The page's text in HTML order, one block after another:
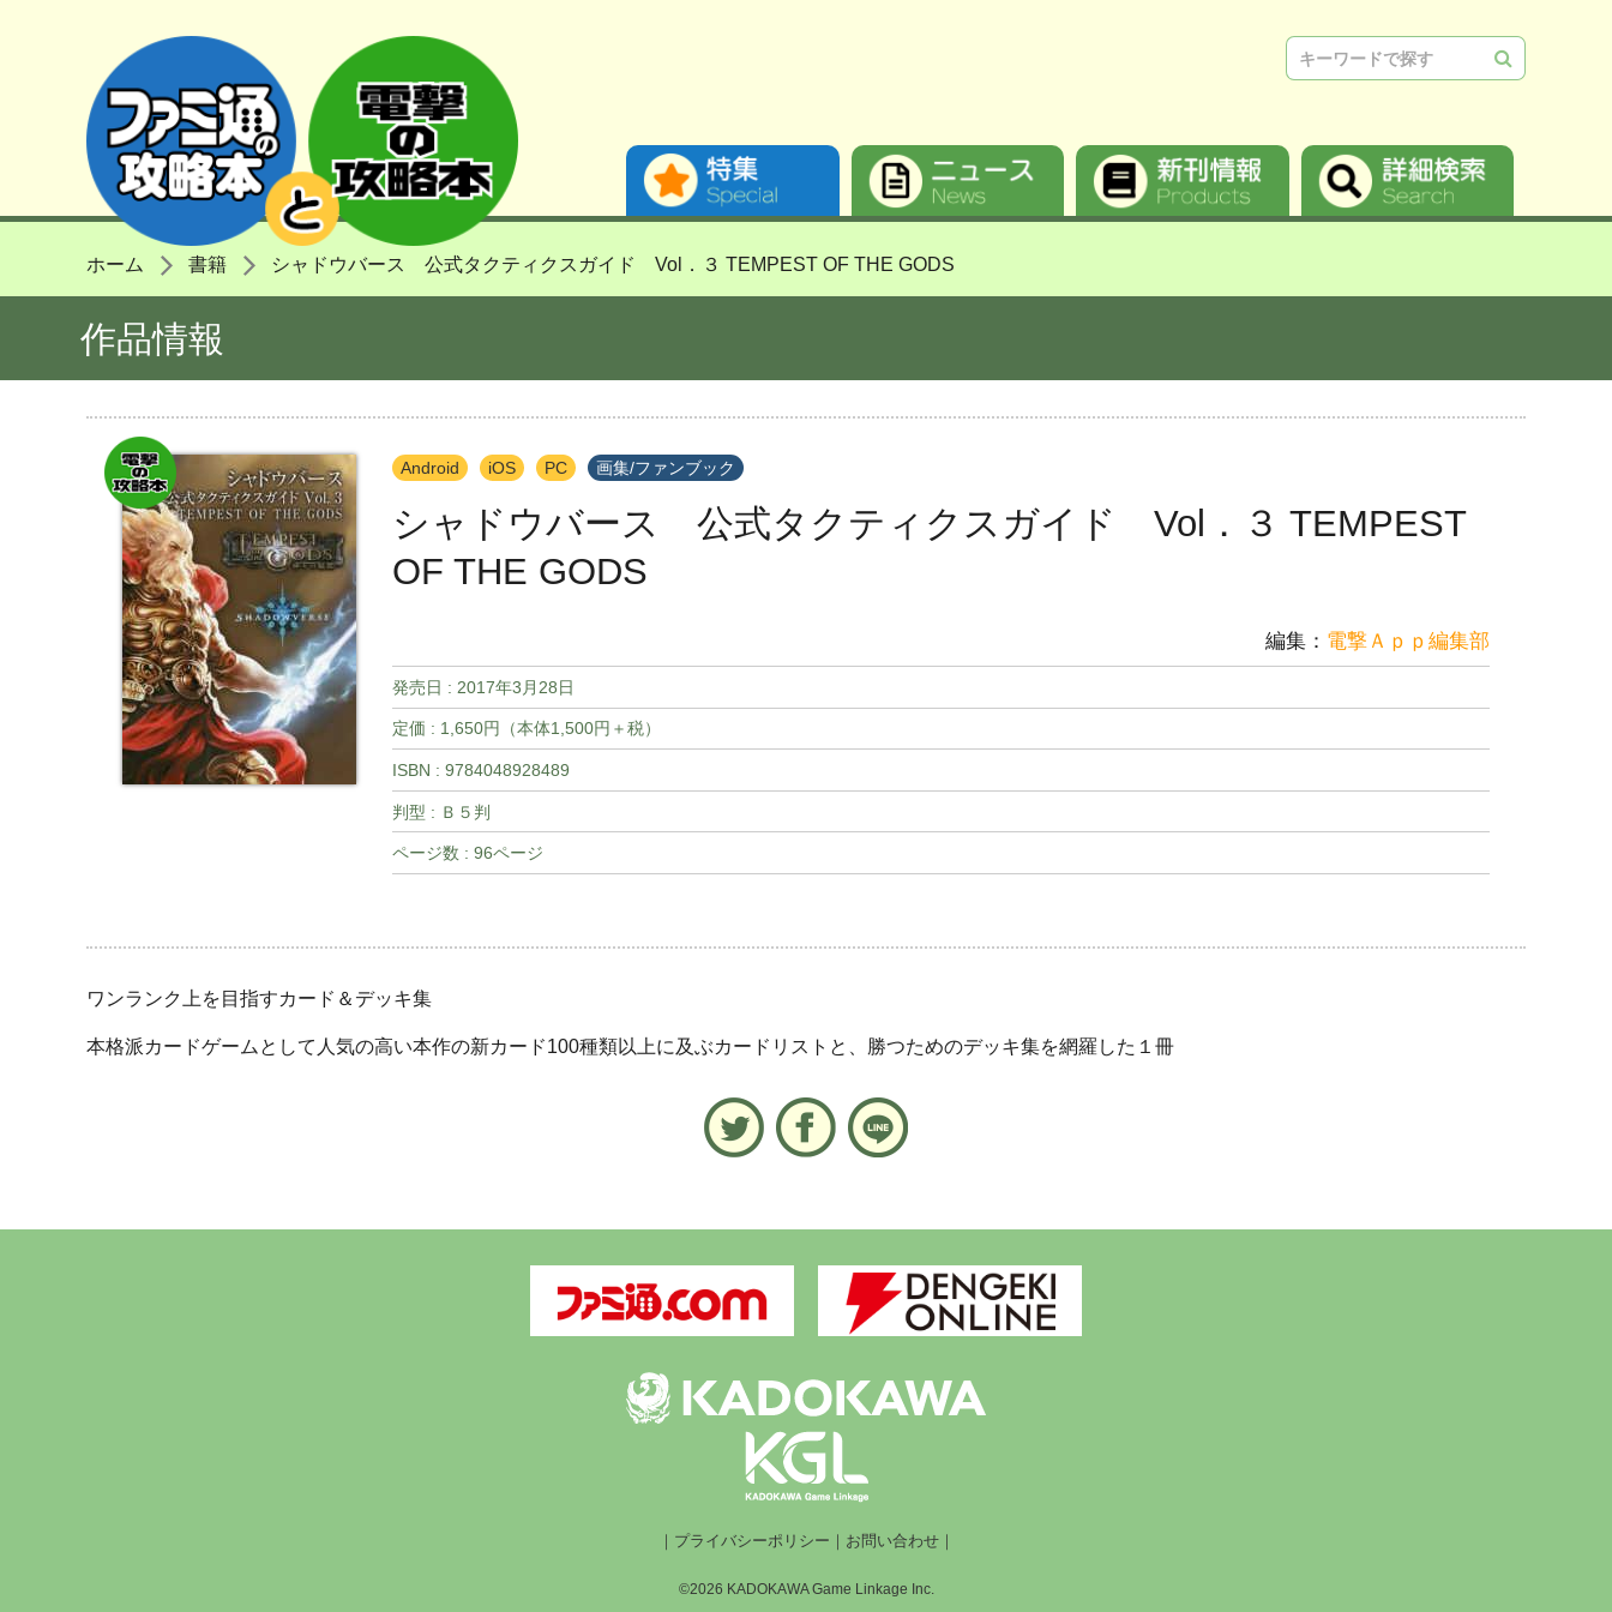
ホーム 書籍 シャドウバース 公式タクティクスガイド Vol．３ TEMPEST OF THE GODS
作品情報
Android iOS PC 画集/ファンブック
シャドウバース 公式タクティクスガイド Vol．３ TEMPEST
OF THE GODS
編集： 電撃Ａｐｐ編集部
発売日 : 2017年3月28日
定価 : 1,650円（本体1,500円＋税）
ISBN : 9784048928489
判型 : Ｂ５判
ページ数 : 96ページ
ワンランク上を目指すカード＆デッキ集
本格派カードゲームとして人気の高い本作の新カード100種類以上に及ぶカードリストと、勝つためのデッキ集を網羅した１冊
｜ プライバシーポリシー ｜ お問い合わせ｜
©2026 KADOKAWA Game Linkage Inc.